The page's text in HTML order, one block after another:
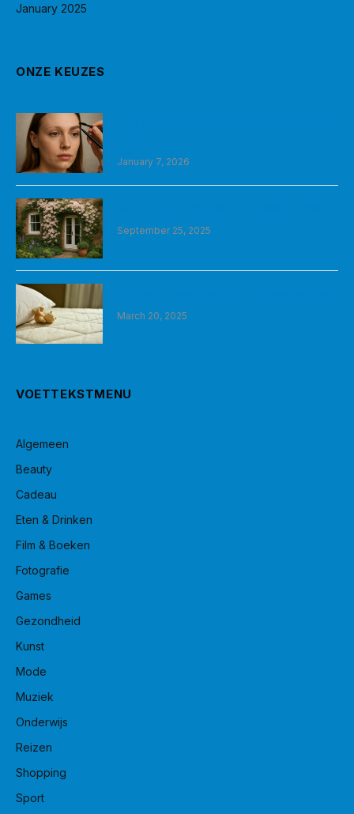
January 2025
ONZE KEUZES
January 7, 2026
September 25, 2025
March 20, 2025
VOETTEKSTMENU
Algemeen
Beauty
Cadeau
Eten & Drinken
Film & Boeken
Fotografie
Games
Gezondheid
Kunst
Mode
Muziek
Onderwijs
Reizen
Shopping
Sport